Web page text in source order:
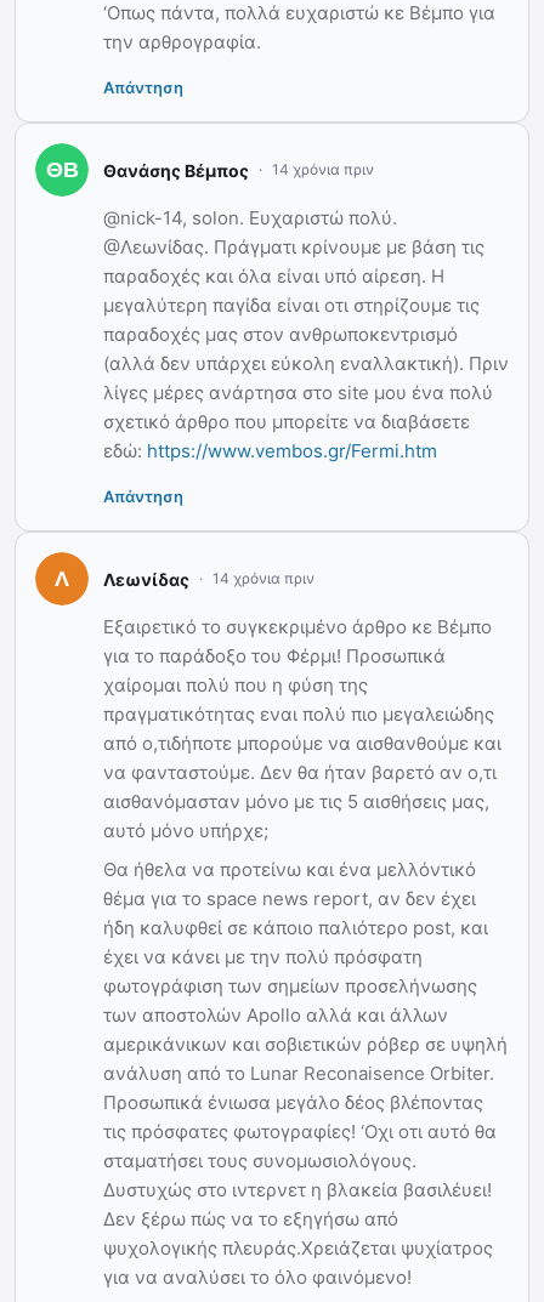
‘Οπως πάντα, πολλά ευχαριστώ κε Βέμπο για
την αρθρογραφία.
Απάντηση
Θανάσης Βέμπος 14 χρόνια πριν
@nick-14, solon. Ευχαριστώ πολύ.
@Λεωνίδας. Πράγματι κρίνουμε με βάση τις
παραδοχές και όλα είναι υπό αίρεση. Η
μεγαλύτερη παγίδα είναι οτι στηρίζουμε τις
παραδοχές μας στον ανθρωποκεντρισμό
(αλλά δεν υπάρχει εύκολη εναλλακτική). Πριν
λίγες μέρες ανάρτησα στο site μου ένα πολύ
σχετικό άρθρο που μπορείτε να διαβάσετε
εδώ: https://www.vembos.gr/Fermi.htm
Απάντηση
Λεωνίδας 14 χρόνια πριν
Εξαιρετικό το συγκεκριμένο άρθρο κε Βέμπο
για το παράδοξο του Φέρμι! Προσωπικά
χαίρομαι πολύ που η φύση της
πραγματικότητας εναι πολύ πιο μεγαλειώδης
από ο,τιδήποτε μπορούμε να αισθανθούμε και
να φανταστούμε. Δεν θα ήταν βαρετό αν ο,τι
αισθανόμασταν μόνο με τις 5 αισθήσεις μας,
αυτό μόνο υπήρχε;
Θα ήθελα να προτείνω και ένα μελλόντικό
θέμα για το space news report, αν δεν έχει
ήδη καλυφθεί σε κάποιο παλιότερο post, και
έχει να κάνει με την πολύ πρόσφατη
φωτογράφιση των σημείων προσελήνωσης
των αποστολών Apollo αλλά και άλλων
αμερικάνικων και σοβιετικών ρόβερ σε υψηλή
ανάλυση από το Lunar Reconaisence Orbiter.
Προσωπικά ένιωσα μεγάλο δέος βλέποντας
τις πρόσφατες φωτογραφίες! ‘Οχι οτι αυτό θα
σταματήσει τους συνομωσιολόγους.
Δυστυχώς στο ιντερνετ η βλακεία βασιλέυει!
Δεν ξέρω πώς να το εξηγήσω από
ψυχολογικής πλευράς.Χρειάζεται ψυχίατρος
για να αναλύσει το όλο φαινόμενο!